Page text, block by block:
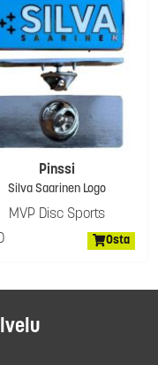
Pinssi
Silva Saarinen Logo
MVP Disc Sports
Osta